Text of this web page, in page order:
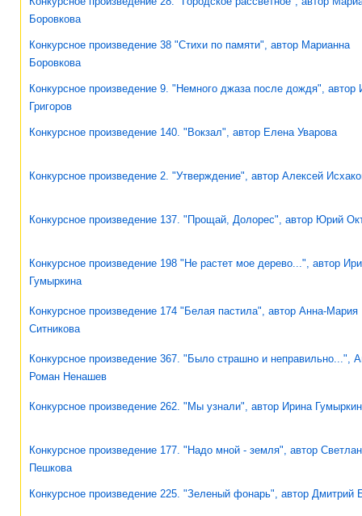
Боровкова
Конкурсное произведение 38 "Стихи по памяти", автор Марианна
Боровкова
Конкурсное произведение 9. "Немного джаза после дождя", автор
Григоров
Конкурсное произведение 140. "Вокзал", автор Елена Уварова
Конкурсное произведение 2. "Утверждение", автор Алексей
Конкурсное произведение 137. "Прощай, Долорес", автор Юрий
Конкурсное произведение 198 "Не растет мое дерево...", автор
Гумыркина
Конкурсное произведение 174 "Белая пастила", автор Анна-Мария
Ситникова
Конкурсное произведение 367. "Было страшно и неправильно...",
Роман Ненашев
Конкурсное произведение 262. "Мы узнали", автор Ирина
Конкурсное произведение 177. "Надо мной - земля", автор
Пешкова
Конкурсное произведение 225. "Зеленый фонарь", автор Дмитрий